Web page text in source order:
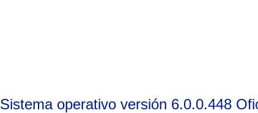
Sistema operativo versión 6.0.0.448